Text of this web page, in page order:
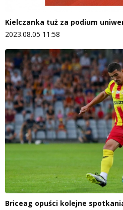
Kielczanka tuż za podium
2023.08.05 11:58
Briceag opuści kolejne